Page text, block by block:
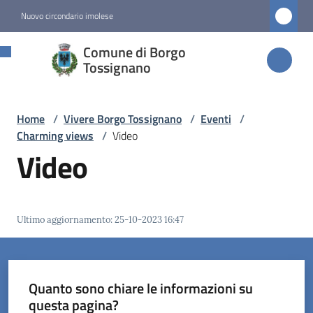
Nuovo circondario imolese
Comune di Borgo
Tossignano
Comune di
Borgo
Servizi
Vivere
Borgo
Tossignano
Home / Vivere Borgo Tossignano / Eventi /
Charming views / Video
Video
Ultimo aggiornamento:25-10-2023 16:47
Quanto sono chiare le informazioni su
questa pagina?